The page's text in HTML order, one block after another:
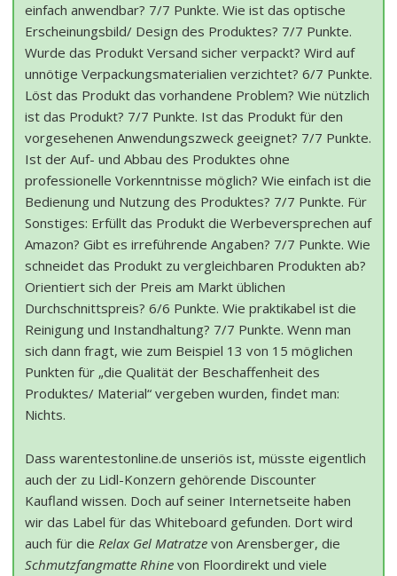
einfach anwendbar? 7/7 Punkte. Wie ist das optische
Erscheinungsbild/ Design des Produktes? 7/7 Punkte.
Wurde das Produkt Versand sicher verpackt? Wird auf
unnötige Verpackungsmaterialien verzichtet? 6/7 Punkte.
Löst das Produkt das vorhandene Problem? Wie nützlich
ist das Produkt? 7/7 Punkte. Ist das Produkt für den
vorgesehenen Anwendungszweck geeignet? 7/7 Punkte.
Ist der Auf- und Abbau des Produktes ohne
professionelle Vorkenntnisse möglich? Wie einfach ist die
Bedienung und Nutzung des Produktes? 7/7 Punkte. Für
Sonstiges: Erfüllt das Produkt die Werbeversprechen auf
Amazon? Gibt es irreführende Angaben? 7/7 Punkte. Wie
schneidet das Produkt zu vergleichbaren Produkten ab?
Orientiert sich der Preis am Markt üblichen
Durchschnittspreis? 6/6 Punkte. Wie praktikabel ist die
Reinigung und Instandhaltung? 7/7 Punkte. Wenn man
sich dann fragt, wie zum Beispiel 13 von 15 möglichen
Punkten für „die Qualität der Beschaffenheit des
Produktes/ Material“ vergeben wurden, findet man:
Nichts.
Dass warentestonline.de unseriös ist, müsste eigentlich
auch der zu Lidl-Konzern gehörende Discounter
Kaufland wissen. Doch auf seiner Internetseite haben
wir das Label für das Whiteboard gefunden. Dort wird
auch für die Relax Gel Matratze von Arensberger, die
Schmutzfangmatte Rhine von Floordirekt und viele